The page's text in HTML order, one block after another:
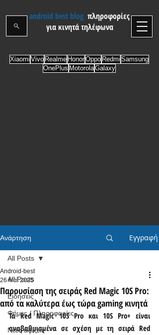
android best blog πληροφορίες
για κινητά τηλέφωνα
Xiaomi Vivo Realme HonorOppo Redmi Samsung
OnePlus MotorolaGalaxy
Ανάρτηση Εγγραφή
All Posts
Ειδήσεις
Φήμες / Πληροφορίες
Νέες αφίξεις
All Posts
Παρουσίαση της σειράς Red Magic 10S Pro:
από τα καλύτερα έως τώρα gaming κινητά
Android-best
26 Μαΐ 2025
Τα Red Magic 10S Pro και 10S Pro+ είναι
αναβαθμισμένα σε σχέση με τη σειρά Red